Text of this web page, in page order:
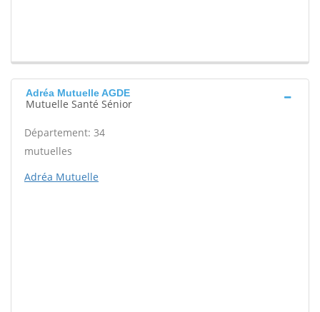
Adréa Mutuelle AGDE
Mutuelle Santé Sénior
Département: 34
mutuelles
Adréa Mutuelle